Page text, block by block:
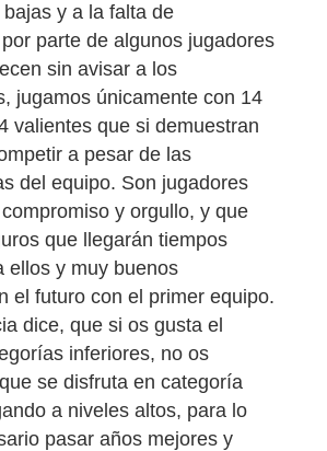
y a la falta de
parte de algunos jugadores
sin avisar a los
jugamos únicamente con 14
valientes que si demuestran
a pesar de las
del equipo. Son jugadores
y orgullo, y que
que llegarán tiempos
ellos y muy buenos
el futuro con el primer equipo.
dice, que si os gusta el
inferiores, no os
se disfruta en categoría
a niveles altos, para lo
pasar años mejores y